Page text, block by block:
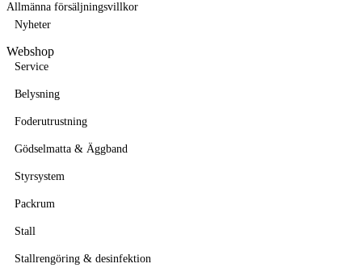
Allmänna försäljningsvillkor
Nyheter
Webshop
Service
Belysning
Foderutrustning
Gödselmatta & Äggband
Styrsystem
Packrum
Stall
Stallrengöring & desinfektion